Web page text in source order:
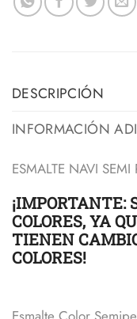
DESCRIPCIÓN
INFORMACIÓN
ESMALTE NAVI
¡IMPORTANTE:
COLORES, YA
TIENEN
COLORES!